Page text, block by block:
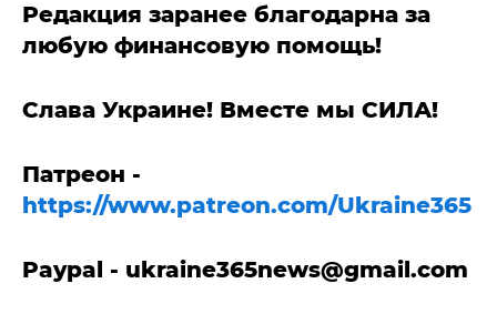
Редакция заранее благодарна за
любую финансовую помощь!
Слава Украине! Вместе мы СИЛА!
Патреон -
https://www.patreon.com/Ukraine365
Paypal - ukraine365news@gmail.com